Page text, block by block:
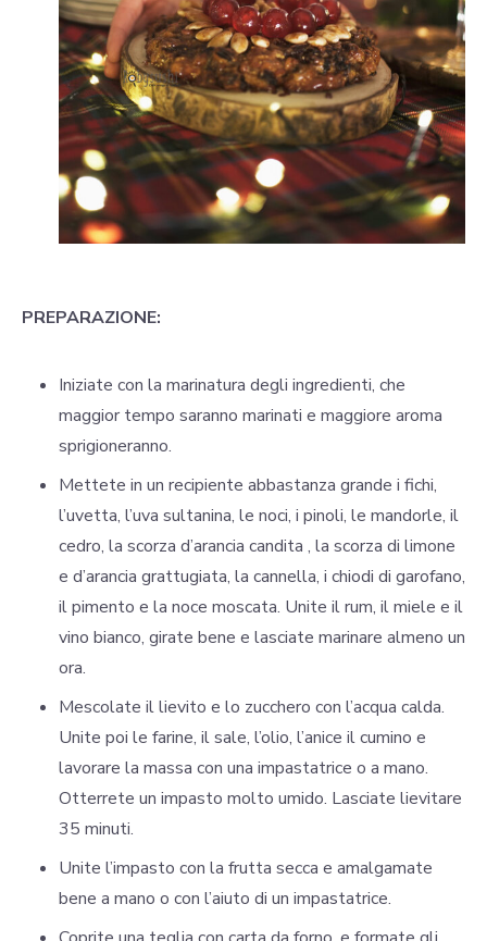
PREPARAZIONE:
Iniziate con la marinatura degli ingredienti, che
maggior tempo saranno marinati e maggiore aroma
sprigioneranno.
Mettete in un recipiente abbastanza grande i fichi,
l’uvetta, l’uva sultanina, le noci, i pinoli, le mandorle, il
cedro, la scorza d’arancia candita , la scorza di limone
e d’arancia grattugiata, la cannella, i chiodi di garofano,
il pimento e la noce moscata. Unite il rum, il miele e il
vino bianco, girate bene e lasciate marinare almeno un
ora.
Mescolate il lievito e lo zucchero con l’acqua calda.
Unite poi le farine, il sale, l’olio, l’anice il cumino e
lavorare la massa con una impastatrice o a mano.
Otterrete un impasto molto umido. Lasciate lievitare
35 minuti.
Unite l’impasto con la frutta secca e amalgamate
bene a mano o con l’aiuto di un impastatrice.